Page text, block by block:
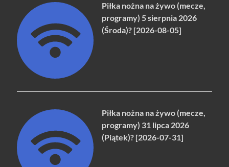
Piłka nożna na żywo (mecze,
programy) 5 sierpnia 2026
(Środa)? [2026-08-05]
Piłka nożna na żywo (mecze,
programy) 31 lipca 2026
(Piątek)? [2026-07-31]